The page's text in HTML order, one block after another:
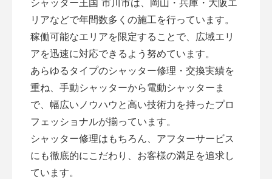
リアなどで年間数多くの施工を行っています。
稼働可能なエリアを限定することで、広域エリ
アを迅速に対応できるよう努めています。
あらゆるタイプのシャッター修理・交換実績を
重ね、手動シャッターから電動シャッターま
で、幅広いノウハウと高い技術力を持ったプロ
フェッショナルが揃っています。
シャッター修理はもちろん、アフターサービス
にも徹底的にこだわり、お客様の満足を追求し
ています。